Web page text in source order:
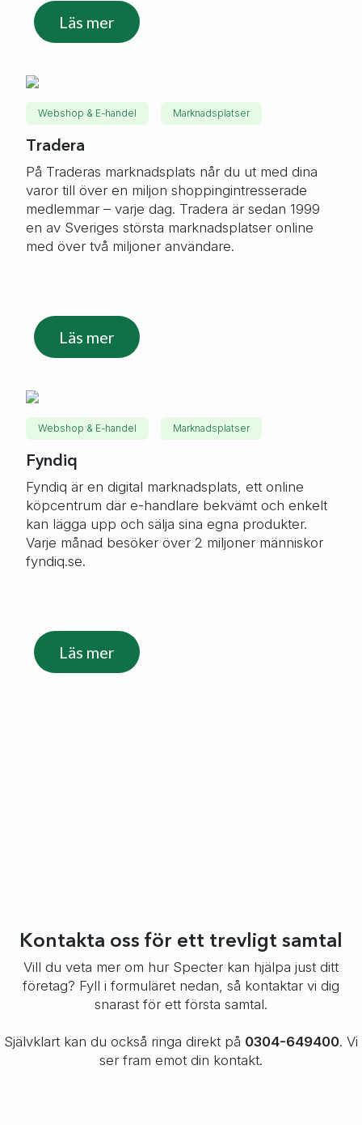
Läs mer
Webshop & E-handel Marknadsplatser
Tradera
På Traderas marknadsplats når du ut med dina
varor till över en miljon shoppingintresserade
medlemmar – varje dag. Tradera är sedan 1999
en av Sveriges största marknadsplatser online
med över två miljoner användare.
Läs mer
Webshop & E-handel Marknadsplatser
Fyndiq
Fyndiq är en digital marknadsplats, ett online
köpcentrum där e-handlare bekvämt och enkelt
kan lägga upp och sälja sina egna produkter.
Varje månad besöker över 2 miljoner människor
fyndiq.se.
Läs mer
Kontakta oss för ett trevligt samtal
Vill du veta mer om hur Specter kan hjälpa just ditt
företag? Fyll i formuläret nedan, så kontaktar vi dig
snarast för ett första samtal.
Självklart kan du också ringa direkt på 0304-649400. Vi
ser fram emot din kontakt.